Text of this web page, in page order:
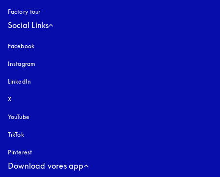
Factory tour
Social Links
Facebook
Instagram
LinkedIn
X
YouTube
TikTok
Pinterest
Download vores app